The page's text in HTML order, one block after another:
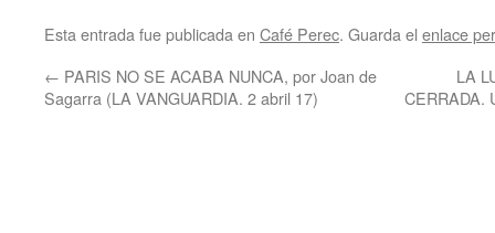
Esta entrada fue publicada en Café Perec. Guarda el enlace
← PARIS NO SE ACABA NUNCA, por Joan de
Sagarra (LA VANGUARDIA. 2 abril 17)
LA
CERRADA.